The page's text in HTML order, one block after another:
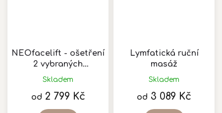
NEOfacelift - ošetření
2 vybraných
obličejových partií
Skladem
od 2 799 Kč
Lymfatická ruční
masáž
Skladem
od 3 089 Kč